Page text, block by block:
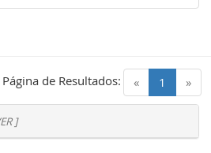
« 1 (current)
»
Página de Resultados:
]